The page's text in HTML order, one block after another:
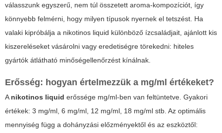
válasszunk egyszerű, nem túl összetett aroma-kompozíciót, így
könnyebb felmérni, hogy milyen típusok nyernek el tetszést. Ha
valaki kipróbálja a nikotinos liquid különböző ízcsaládjait, ajánlott kis
kiszereléseket vásárolni vagy eredetiségre törekedni: hiteles
gyártók átlátható minőségellenőrzést kínálnak.
Erősség: hogyan értelmezzük a mg/ml értékeket?
A nikotinos liquid erőssége mg/ml-ben van feltüntetve. Gyakori
értékek: 3 mg/ml, 6 mg/ml, 12 mg/ml, 18 mg/ml stb. Az optimális
mennyiség függ a dohányzási előzményektől és az eszköztől: